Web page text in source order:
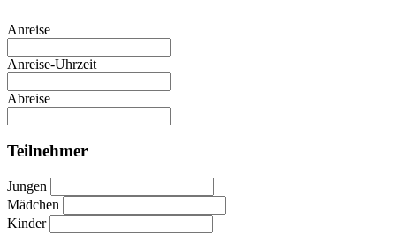
Anreise
Anreise-Uhrzeit
Abreise
Teilnehmer
Jungen
Mädchen
Kinder